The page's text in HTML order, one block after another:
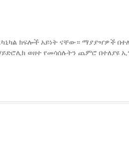
ክፍሎች አይነት ናቸው። ማያያዣዎች
ወዘተ የመሳሰሉትን ጨምሮ በተለያዩ